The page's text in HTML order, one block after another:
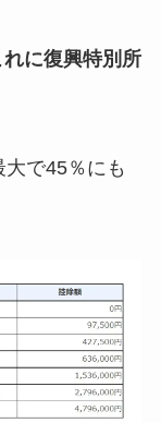
に復興特別所
で45％にも